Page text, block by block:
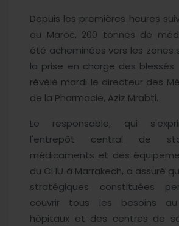
Depuis les premières heures
au Maroc, 200 tonnes de
été acheminées vers les zones
la prise en charge des
révélé mardi le directeur des
de la Pharmacie, Aziz Mrabti.
Le responsable, qui
l'entrepôt central de
médicaments et des
du CHU à Marrakech, a assuré
stratégiques constituées
couvrir tous les besoins
hôpitaux et des centres de